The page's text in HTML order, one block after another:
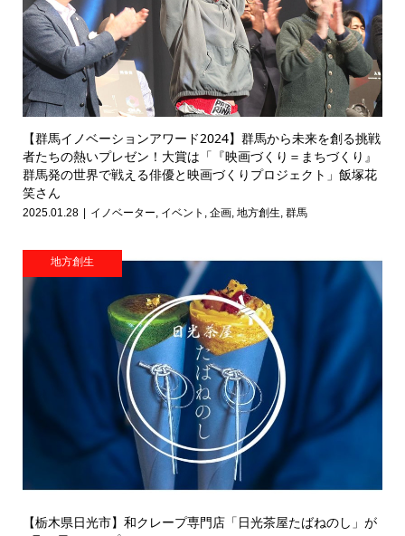
【群馬イノベーションアワード2024】群馬から未来を創る挑戦
者たちの熱いプレゼン！大賞は「『映画づくり＝まちづくり』
群馬発の世界で戦える俳優と映画づくりプロジェクト」飯塚花
笑さん
2025.01.28 イノベーター, イベント , 企画, 地方創生, 群馬
地方創生
【栃木県日光市】和クレープ専門店「日光茶屋たばねのし」が